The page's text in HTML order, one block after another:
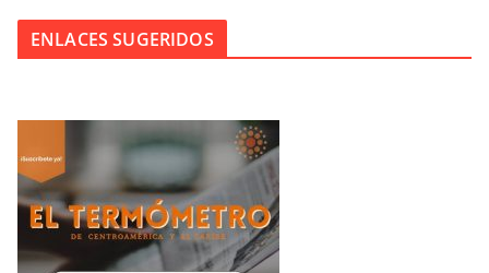
ENLACES SUGERIDOS